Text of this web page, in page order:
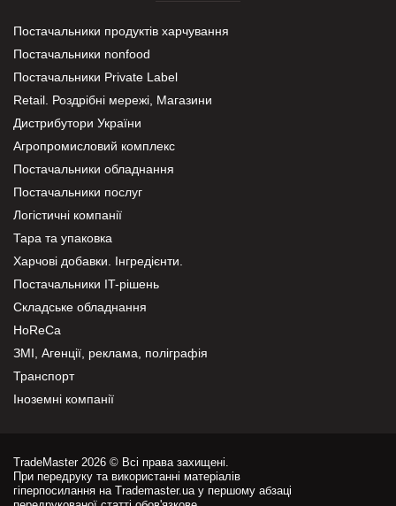
Постачальники продуктів харчування
Постачальники nonfood
Постачальники Private Label
Retail. Роздрібні мережі, Магазини
Дистрибутори України
Агропромисловий комплекс
Постачальники обладнання
Постачальники послуг
Логістичні компанії
Тара та упаковка
Харчові добавки. Інгредієнти.
Постачальники IT-рішень
Складське обладнання
HoReCa
ЗМІ, Агенції, реклама, поліграфія
Транспорт
Іноземні компанії
TradeMaster 2026 © Всі права захищені.
При передруку та використанні матеріалів
гіперпосилання на Trademaster.ua у першому абзаці